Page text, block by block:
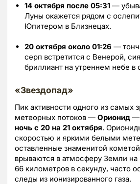
14 октября после 05:31 —
Луны окажется рядом с
Юпитером в Близнецах.
20 октября около 01:26 —
серп встретится с Венерой,
бриллиант на утреннем небе в
«Звездопад»
Пик активности одного из самых
метеорных потоков — Орионид —
ночь с 20 на 21 октября.
скоростью и яркими белыми
оставленные знаменитой
врываются в атмосферу Земли на
66 километров в секунду, часто
следы из ионизированного газа.